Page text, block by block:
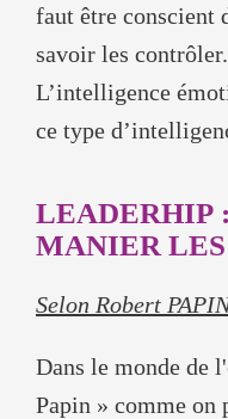
faut être conscient
savoir les
L’intelligence
ce type
LEADERHIP
MANIER
Selon Robert
Dans le monde de
Papin » comme on